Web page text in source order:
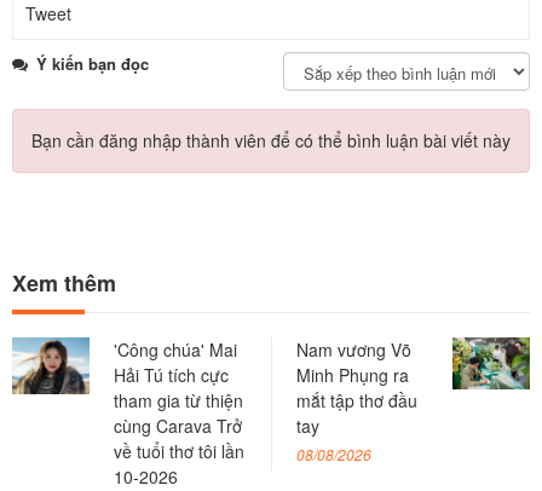
Tweet
Ý kiến bạn đọc
Bạn cần đăng nhập thành viên để có thể bình luận bài viết này
Xem thêm
'Công chúa' Mai
Hải Tú tích cực
tham gia từ thiện
cùng Carava Trở
về tuổi thơ tôi lần
10-2026
Nam vương Võ
Minh Phụng ra
mắt tập thơ đầu
tay
08/08/2026